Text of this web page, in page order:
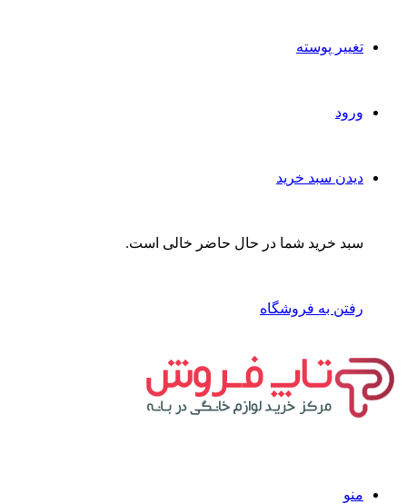
تغییر پوسته
ورود
دیدن سبد خرید
سبد خرید شما در حال حاضر خالی است.
رفتن به فروشگاه
منو